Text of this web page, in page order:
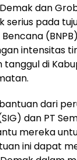
dan
pada
intensitas
di
dari
dan PT
mereka
ini dapat